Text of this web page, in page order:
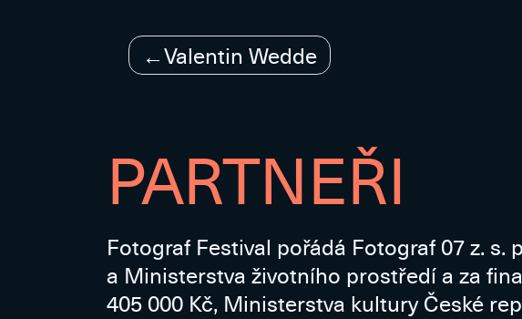
Navigace
pro
Valentin Wedde
PARTNEŘI
Fotograf Festival pořádá Fotograf 07 z.
a Ministerstva životního prostředí a za
405 000 Kč, Ministerstva kultury České